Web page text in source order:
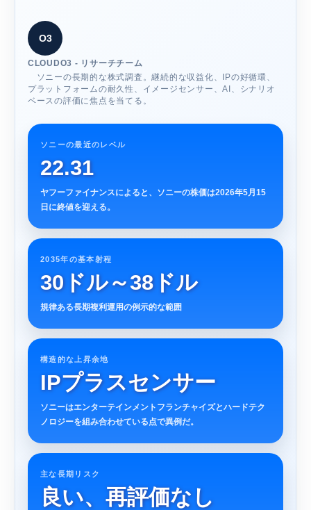
O3
CLOUDO3 - リサーチチーム
ソニーの長期的な株式調査。継続的な収益化、IPの好循環、
プラットフォームの耐久性、イメージセンサー、AI、シナリオ
ベースの評価に焦点を当てる。
ソニーの最近のレベル
22.31
ヤフーファイナンスによると、ソニーの株価は2026年5月15
日に終値を迎える。
2035年の基本射程
30ドル～38ドル
規律ある長期複利運用の例示的な範囲
構造的な上昇余地
IPプラスセンサー
ソニーはエンターテインメントフランチャイズとハードテク
ノロジーを組み合わせている点で異例だ。
主な長期リスク
良い、再評価なし